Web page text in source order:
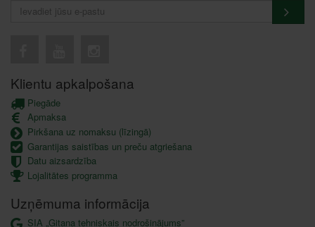
Klientu apkalpošana
Piegāde
Apmaksa
Pirkšana uz nomaksu (līzingā)
Garantijas saistības un preču atgriešana
Datu aizsardzība
Lojalitātes programma
Uzņēmuma informācija
SIA „Gitana tehniskais nodrošinājums”